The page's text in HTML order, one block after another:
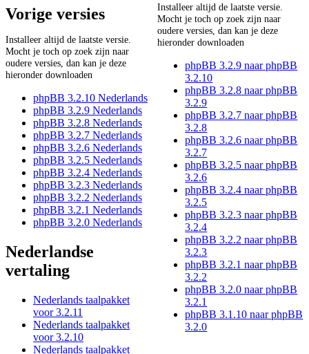
Vorige versies
Installeer altijd de laatste versie.
Mocht je toch op zoek zijn naar
oudere versies, dan kan je deze
hieronder downloaden
phpBB 3.2.10 Nederlands
phpBB 3.2.9 Nederlands
phpBB 3.2.8 Nederlands
phpBB 3.2.7 Nederlands
phpBB 3.2.6 Nederlands
phpBB 3.2.5 Nederlands
phpBB 3.2.4 Nederlands
phpBB 3.2.3 Nederlands
phpBB 3.2.2 Nederlands
phpBB 3.2.1 Nederlands
phpBB 3.2.0 Nederlands
Nederlandse
vertaling
Nederlands taalpakket
voor 3.2.11
Nederlands taalpakket
voor 3.2.10
Nederlands taalpakket
Installeer altijd de laatste versie.
Mocht je toch op zoek zijn naar
oudere versies, dan kan je deze
hieronder downloaden
phpBB 3.2.9 naar phpBB
3.2.10
phpBB 3.2.8 naar phpBB
3.2.9
phpBB 3.2.7 naar phpBB
3.2.8
phpBB 3.2.6 naar phpBB
3.2.7
phpBB 3.2.5 naar phpBB
3.2.6
phpBB 3.2.4 naar phpBB
3.2.5
phpBB 3.2.3 naar phpBB
3.2.4
phpBB 3.2.2 naar phpBB
3.2.3
phpBB 3.2.1 naar phpBB
3.2.2
phpBB 3.2.0 naar phpBB
3.2.1
phpBB 3.1.10 naar phpBB
3.2.0